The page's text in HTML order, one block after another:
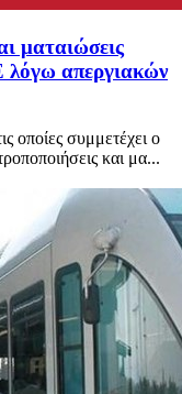
ματαιώσεις
απεργιακών
οποίες συμμετέχει ο
και μα...